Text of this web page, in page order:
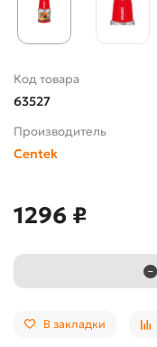
Код товара
63527
Производитель
Centek
1296 ₽
В закладки